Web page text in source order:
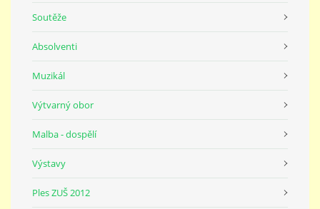
Soutěže
Absolventi
Muzikál
Výtvarný obor
Malba - dospělí
Výstavy
Ples ZUŠ 2012